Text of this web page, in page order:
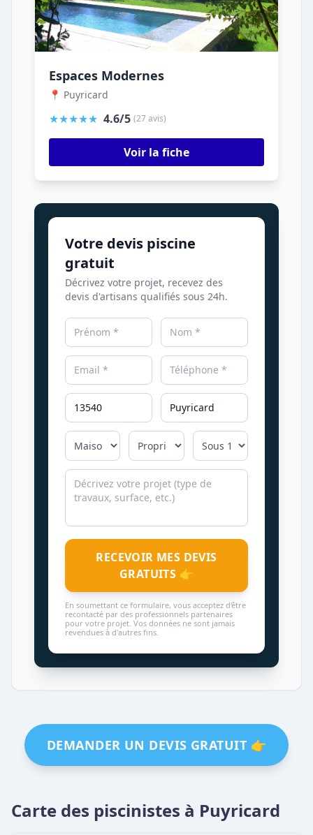
Espaces Modernes
📍 Puyricard
★★★★★ 4.6/5 (27 avis)
Voir la fiche
Votre devis piscine
gratuit
Décrivez votre projet, recevez des
devis d'artisans qualifiés sous 24h.
RECEVOIR MES DEVIS
GRATUITS 👉
En soumettant ce formulaire, vous acceptez d'être
recontacté par des professionnels partenaires
pour votre projet. Vos données ne sont jamais
revendues à d'autres fins.
DEMANDER UN DEVIS GRATUIT 👉
Carte des piscinistes à Puyricard